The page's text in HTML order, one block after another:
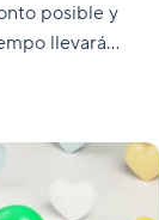
posible y
llevará
con la solicitud